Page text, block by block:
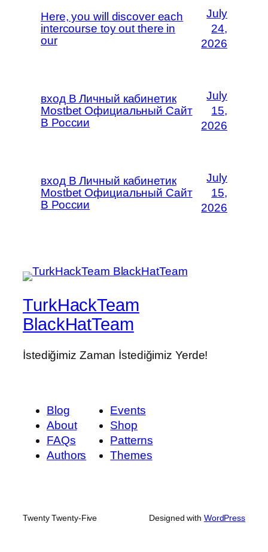
Here, you will discover each
intercourse toy out there in
our
July
24,
2026
вход В Личный кабинетик
Mostbet Официальный Сайт
В России
July
15,
2026
вход В Личный кабинетик
Mostbet Официальный Сайт
В России
July
15,
2026
TurkHackTeam
BlackHatTeam
İstediğimiz Zaman İstediğimiz Yerde!
Blog
About
FAQs
Authors
Events
Shop
Patterns
Themes
Twenty Twenty-Five Designed with WordPress